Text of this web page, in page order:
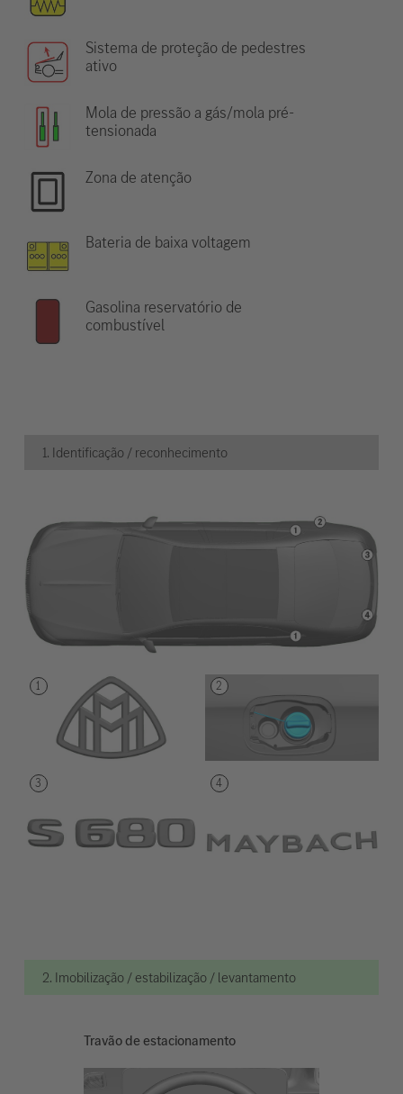
Sistema de proteção de pedestres
ativo
Mola de pressão a gás/mola pré-
tensionada
Zona de atenção
Bateria de baixa voltagem
Gasolina reservatório de
combustível
1. Identificação / reconhecimento
2. Imobilização / estabilização / levantamento
Travão de estacionamento